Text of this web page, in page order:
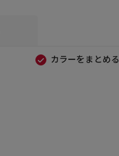
カラーをまとめる